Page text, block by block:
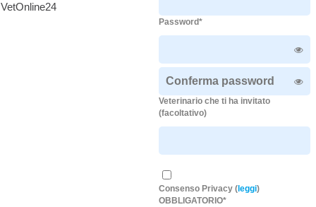
VetOnline24
Password*
Veterinario che ti ha invitato
(facoltativo)
Consenso Privacy (leggi)
OBBLIGATORIO*